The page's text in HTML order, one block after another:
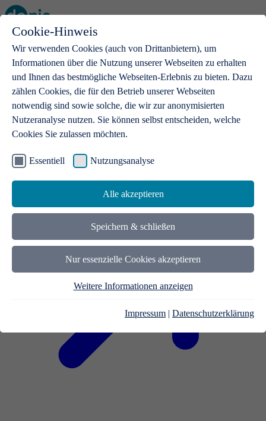
Cookie-Hinweis
Wir verwenden Cookies (auch von Drittanbietern), um
Informationen über die Nutzung unserer Webseiten zu erhalten
und Ihnen das bestmögliche Webseiten-Erlebnis zu bieten. Dazu
zählen Cookies, die für den Betrieb unserer Webseiten
notwendig sind sowie solche, die wir zur anonymisierten
Nutzeranalyse nutzen. Sie können selbst entscheiden, welche
Cookies Sie zulassen möchten.
Essentiell Nutzungsanalyse
Alle akzeptieren
Speichern & schließen
Nur essenzielle Cookies akzeptieren
Weitere Informationen anzeigen
Impressum | Datenschutzerklärung
Open main menu
.de-Domains
Mit einer .de-Domain erhalten Ideen eine Bühne